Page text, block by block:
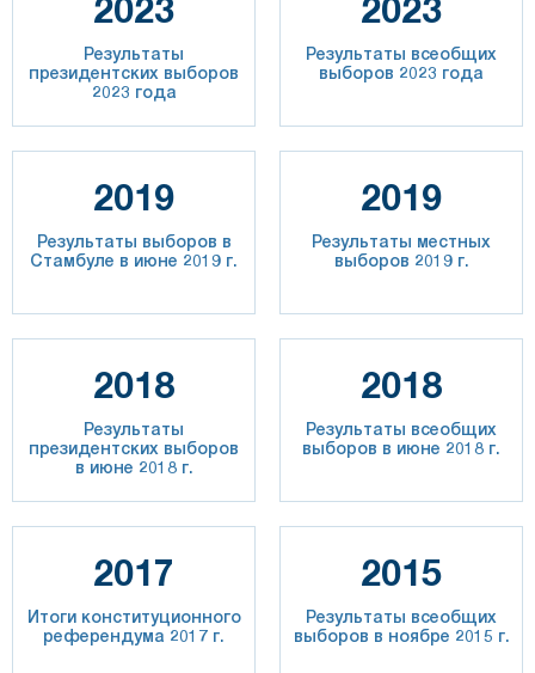
2023
Результаты
президентских выборов
2023 года
2023
Результаты всеобщих
выборов 2023 года
2019
Результаты выборов в
Стамбуле в июне 2019 г.
2019
Результаты местных
выборов 2019 г.
2018
Результаты
президентских выборов
в июне 2018 г.
2018
Результаты всеобщих
выборов в июне 2018 г.
2017
Итоги конституционного
референдума 2017 г.
2015
Результаты всеобщих
выборов в ноябре 2015 г.